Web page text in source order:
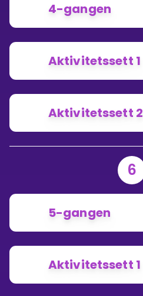
4-gangen
Aktivitetssett 1
Aktivitetssett 2
6
5-gangen
Aktivitetssett 1